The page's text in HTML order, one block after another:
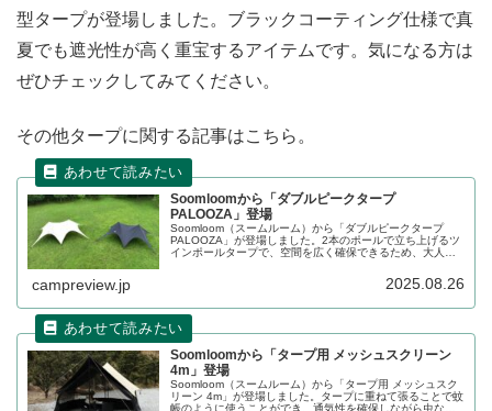
型タープが登場しました。ブラックコーティング仕様で真
夏でも遮光性が高く重宝するアイテムです。気になる方は
ぜひチェックしてみてください。
その他タープに関する記事はこちら。
Soomloomから「ダブルピークタープ
PALOOZA」登場
Soomloom（スームルーム）から「ダブルピークタープ
PALOOZA」が登場しました。2本のポールで立ち上げるツ
インポールタープで、空間を広く確保できるため、大人数
裂きに強いオックスフォード生地を採用しています。詳細
campreview.jp 2025.08.26
Soomloomから「タープ用 メッシュスクリーン
4m」登場
Soomloom（スームルーム）から「タープ用 メッシュスク
リーン 4m」が登場しました。タープに重ねて張ることで蚊